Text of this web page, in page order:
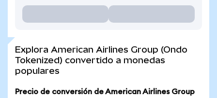
Explora American Airlines Group (Ondo
Tokenized) convertido a monedas
populares
Precio de conversión de American Airlines Group